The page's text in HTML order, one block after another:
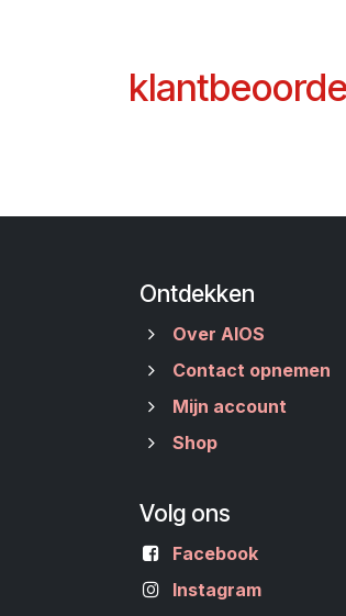
Ontdekken
Over AIOS
Contact opnemen
Mijn account
Shop
Volg ons
Facebook
Instagram